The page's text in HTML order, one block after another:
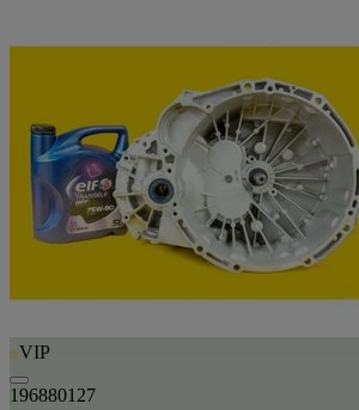
VIP
196880127